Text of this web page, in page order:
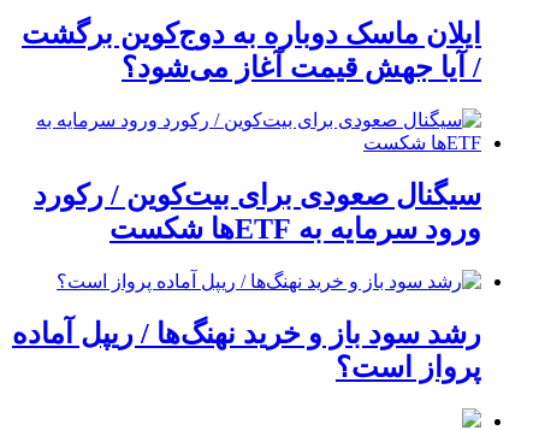
ایلان ماسک دوباره به دوج‌کوین برگشت
/ آیا جهش قیمت آغاز می‌شود؟
سیگنال صعودی برای بیت‌کوین / رکورد
ورود سرمایه به ETFها شکست
رشد سود باز و خرید نهنگ‌ها / ریپل آماده
پرواز است؟